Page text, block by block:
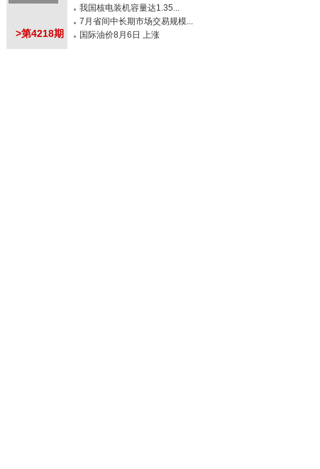
>第4218期
我国核电装机容量达1.35...
7月省间中长期市场交易规模...
国际油价8月6日 上涨